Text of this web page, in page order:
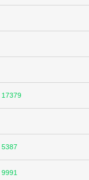
17379
5387
9991